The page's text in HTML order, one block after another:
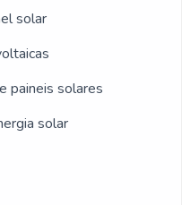
para conectores
placa solar
focar suas
solar
paineis solares
solar